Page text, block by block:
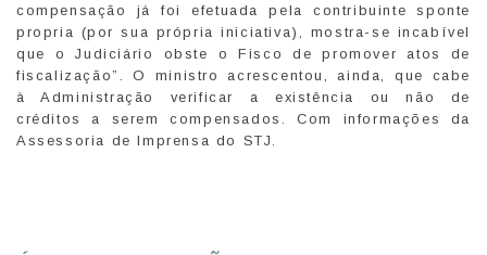
compensação já foi efetuada pela contribuinte sponte
propria (por sua própria iniciativa), mostra-se incabível
que o Judiciário obste o Fisco de promover atos de
fiscalização”. O ministro acrescentou, ainda, que cabe
à Administração verificar a existência ou não de
créditos a serem compensados. Com informações da
Assessoria de Imprensa do STJ.